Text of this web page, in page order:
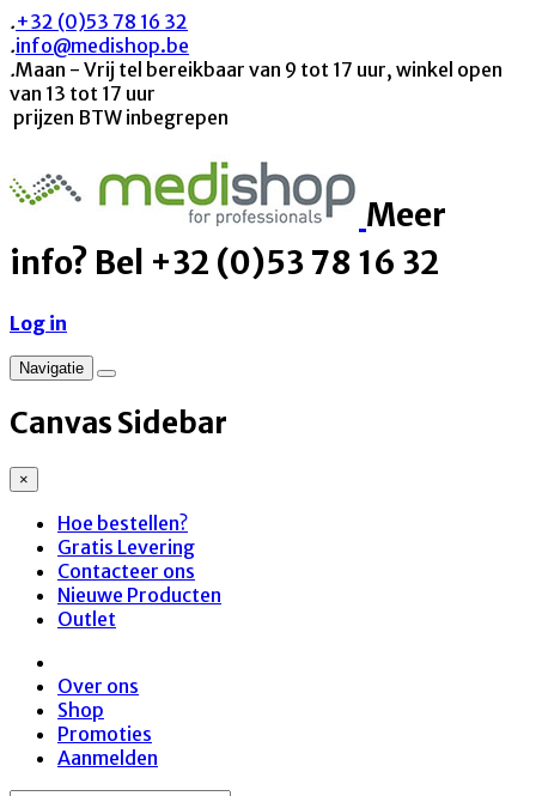
.+32 (0)53 78 16 32
.info@medishop.be
.Maan - Vrij tel bereikbaar van 9 tot 17 uur, winkel open
van 13 tot 17 uur
prijzen BTW inbegrepen
Meer
info? Bel +32 (0)53 78 16 32
Log in
Navigatie
Canvas Sidebar
×
Hoe bestellen?
Gratis Levering
Contacteer ons
Nieuwe Producten
Outlet
Over ons
Shop
Promoties
Aanmelden